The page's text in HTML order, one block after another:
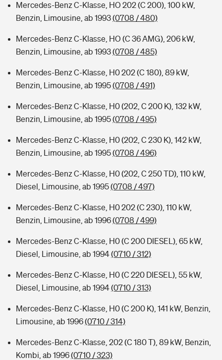
Mercedes-Benz C-Klasse, HO 202 (C 200), 100 kW,
Benzin, Limousine, ab 1993(0708 / 480)
Mercedes-Benz C-Klasse, HO (C 36 AMG), 206 kW,
Benzin, Limousine, ab 1993(0708 / 485)
Mercedes-Benz C-Klasse, H0 202 (C 180), 89 kW,
Benzin, Limousine, ab 1995(0708 / 491)
Mercedes-Benz C-Klasse, H0 (202, C 200 K), 132 kW,
Benzin, Limousine, ab 1995(0708 / 495)
Mercedes-Benz C-Klasse, H0 (202, C 230 K), 142 kW,
Benzin, Limousine, ab 1995(0708 / 496)
Mercedes-Benz C-Klasse, H0 (202, C 250 TD), 110 kW,
Diesel, Limousine, ab 1995(0708 / 497)
Mercedes-Benz C-Klasse, H0 202 (C 230), 110 kW,
Benzin, Limousine, ab 1996(0708 / 499)
Mercedes-Benz C-Klasse, H0 (C 200 DIESEL), 65 kW,
Diesel, Limousine, ab 1994(0710 / 312)
Mercedes-Benz C-Klasse, H0 (C 220 DIESEL), 55 kW,
Diesel, Limousine, ab 1994(0710 / 313)
Mercedes-Benz C-Klasse, H0 (C 200 K), 141 kW, Benzin,
Limousine, ab 1996(0710 / 314)
Mercedes-Benz C-Klasse, 202 (C 180 T), 89 kW, Benzin,
Kombi, ab 1996(0710 / 323)